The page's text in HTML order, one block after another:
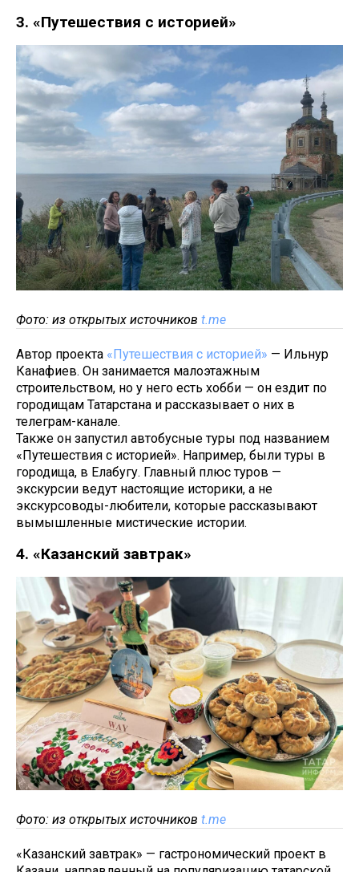
3. «Путешествия с историей»
Фото: из открытых источников t.me
Автор проекта «Путешествия с историей» — Ильнур
Канафиев. Он занимается малоэтажным
строительством, но у него есть хобби — он ездит по
городищам Татарстана и рассказывает о них в
телеграм-канале.
Также он запустил автобусные туры под названием
«Путешествия с историей». Например, были туры в
городища, в Елабугу. Главный плюс туров —
экскурсии ведут настоящие историки, а не
экскурсоводы-любители, которые рассказывают
вымышленные мистические истории.
4. «Казанский завтрак»
Фото: из открытых источников t.me
«Казанский завтрак» — гастрономический проект в